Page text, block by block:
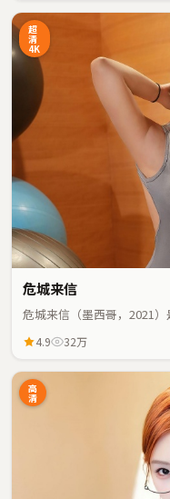
超
清
4K
危城来信
危城来信（墨西哥，2021
4.9 32万
高
清